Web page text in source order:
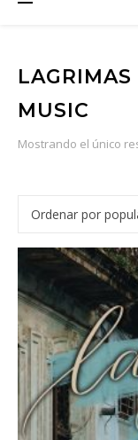
LAGRIMAS
MUSIC
Mostrando el único